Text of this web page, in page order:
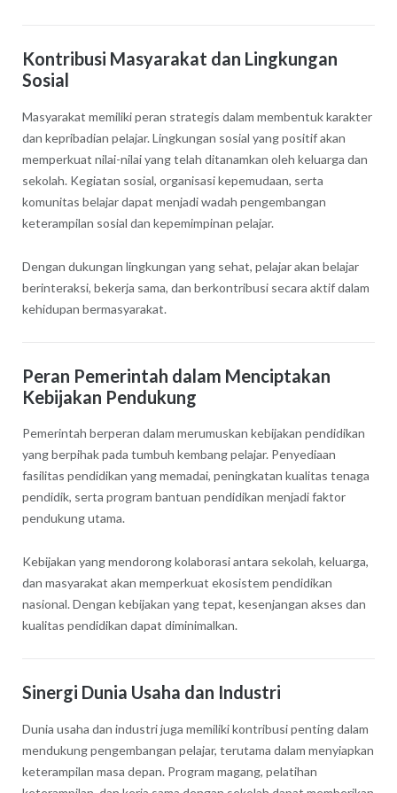
Kontribusi Masyarakat dan Lingkungan
Sosial
Masyarakat memiliki peran strategis dalam membentuk karakter
dan kepribadian pelajar. Lingkungan sosial yang positif akan
memperkuat nilai-nilai yang telah ditanamkan oleh keluarga dan
sekolah. Kegiatan sosial, organisasi kepemudaan, serta
komunitas belajar dapat menjadi wadah pengembangan
keterampilan sosial dan kepemimpinan pelajar.
Dengan dukungan lingkungan yang sehat, pelajar akan belajar
berinteraksi, bekerja sama, dan berkontribusi secara aktif dalam
kehidupan bermasyarakat.
Peran Pemerintah dalam Menciptakan
Kebijakan Pendukung
Pemerintah berperan dalam merumuskan kebijakan pendidikan
yang berpihak pada tumbuh kembang pelajar. Penyediaan
fasilitas pendidikan yang memadai, peningkatan kualitas tenaga
pendidik, serta program bantuan pendidikan menjadi faktor
pendukung utama.
Kebijakan yang mendorong kolaborasi antara sekolah, keluarga,
dan masyarakat akan memperkuat ekosistem pendidikan
nasional. Dengan kebijakan yang tepat, kesenjangan akses dan
kualitas pendidikan dapat diminimalkan.
Sinergi Dunia Usaha dan Industri
Dunia usaha dan industri juga memiliki kontribusi penting dalam
mendukung pengembangan pelajar, terutama dalam menyiapkan
keterampilan masa depan. Program magang, pelatihan